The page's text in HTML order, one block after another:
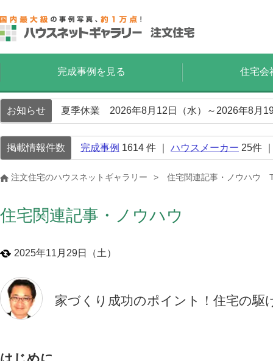
完成事例を見る 住宅会
お知らせ 夏季休業 2026年8月12日（水）～2026年8月
掲載情報件数 完成事例 1614 件 ｜ ハウスメーカー 25件
注文住宅のハウスネットギャラリー 住宅関連記事・ノウハウ
住宅関連記事・ノウハウ
2025年11月29日（土）
家づくり成功のポイント！住宅の駆